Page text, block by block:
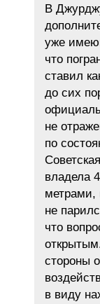
В
уже
что
ставил
до сих
не
по
владела
метрами,
не
что
стороны
в виду